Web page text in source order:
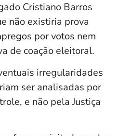
Cristiano Barros
não existiria prova
por votos nem
de coação eleitoral.
irregularidades
ser analisadas por
e não pela Justiça